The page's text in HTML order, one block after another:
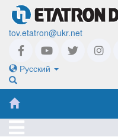
tov.etatron@ukr.net
Русский